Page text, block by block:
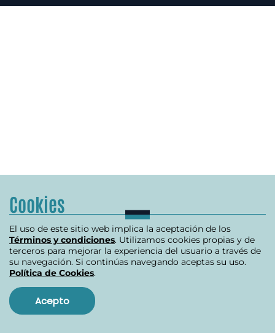
Cookies
El uso de este sitio web implica la aceptación de los
Términos y condiciones. Utilizamos cookies propias y de
terceros para mejorar la experiencia del usuario a través de
su navegación. Si continúas navegando aceptas su uso.
Política de Cookies.
Acepto